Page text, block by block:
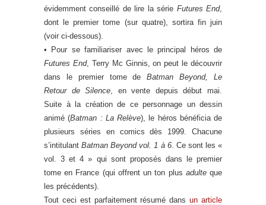
évidemment conseillé de lire la série Futures End,
dont le premier tome (sur quatre), sortira fin juin
(voir ci-dessous).
• Pour se familiariser avec le principal héros de
Futures End, Terry Mc Ginnis, on peut le découvrir
dans le premier tome deBatman Beyond, Le
Retour de Silence , en vente depuis début mai.
Suite à la création de ce personnage un dessin
animé (Batman : La Relève), le héros bénéficia de
plusieurs séries en comics dès 1999. Chacune
s’intitulantBatman Beyond vol. 1 à 6. Ce sont les «
vol. 3 et 4 » qui sont proposés dans le premier
tome en France (qui offrent un ton plus adulteque
les précédents).
Tout ceci est parfaitement résumé dansun article